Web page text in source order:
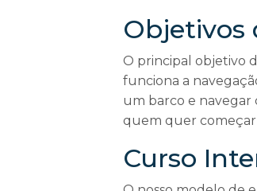
Objetivos
O principal objetivo
funciona a
um barco e navegar
quem quer começar
Curso